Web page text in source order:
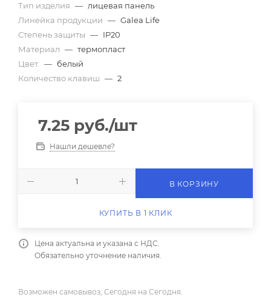
Тип изделия — лицевая панель
Линейка продукции — Galea Life
Степень защиты — IP20
Материал — термопласт
Цвет.
— белый
Количество клавиш — 2
7.25 руб./шт
Нашли дешевле?
В КОРЗИНУ
КУПИТЬ В 1 КЛИК
Цена актуальна и указана с НДС.
Обязательно уточнение наличия.
Возможен самовывоз, Сегодня на Сегодня.